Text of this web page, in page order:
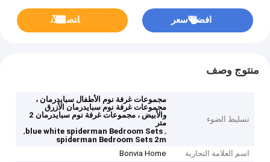
افضل سعر ﺎﺘﺼﻟ ﺍﻶﻧ
منتوج وصف
تسليط الضوء
مجموعات غرفة نوم الأطفال سبايدرمان ،
مجموعات غرفة نوم سبايدرمان الأزرق
والأبيض ، مجموعات غرفة نوم سبايدرمان 2
متر
,
blue white spiderman Bedroom Sets
,
spiderman Bedroom Sets 2m
اسم العلامة التجارية
Bonvia Home